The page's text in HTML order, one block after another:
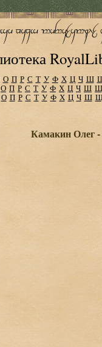
О П Р С Т У Ф Х Ц Ч Ш
О П Р С Т У Ф Х Ц Ч Ш Щ
О П Р С Т У Ф Х Ц Ч Ш
Камакин Олег -